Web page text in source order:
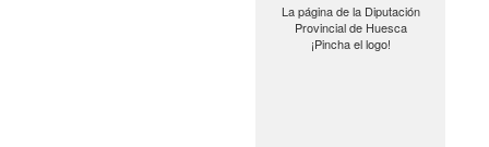
La página de la Diputación
Provincial de Huesca
¡Pincha el logo!